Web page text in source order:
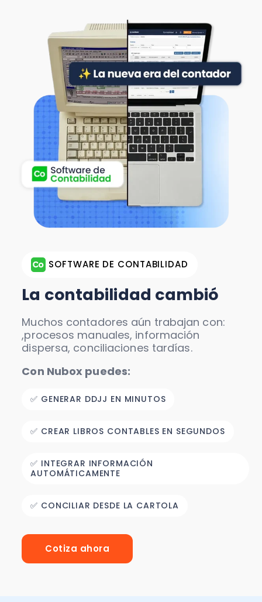
SOFTWARE DE CONTABILIDAD
La contabilidad cambió
Muchos contadores aún trabajan con:
,procesos manuales, información
dispersa, conciliaciones tardías.
Con Nubox puedes:
✅ GENERAR DDJJ EN MINUTOS
✅ CREAR LIBROS CONTABLES EN SEGUNDOS
✅ INTEGRAR INFORMACIÓN
AUTOMÁTICAMENTE
✅ CONCILIAR DESDE LA CARTOLA
Cotiza ahora